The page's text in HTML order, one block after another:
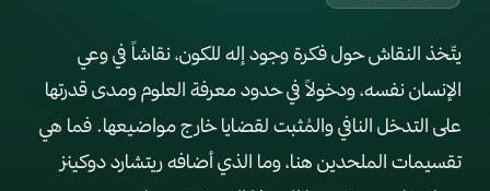
يتّخذ النقاش حول فكرة وجود إله للكون، نقاشاً في وعي
الإنسان نفسه، ودخولاً في حدود معرفة العلوم ومدى قدرتها
على التدخل النافي والمُثبت لقضايا خارج مواضيعها. فما هي
تقسيمات الملحدين هنا، وما الذي أضافه ريتشارد دوكينز